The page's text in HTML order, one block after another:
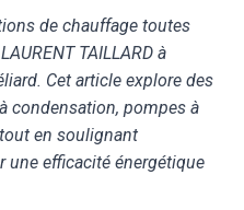
de chauffage toutes
TAILLARD à
Cet article explore des
condensation, pompes à
en soulignant
une efficacité énergétique